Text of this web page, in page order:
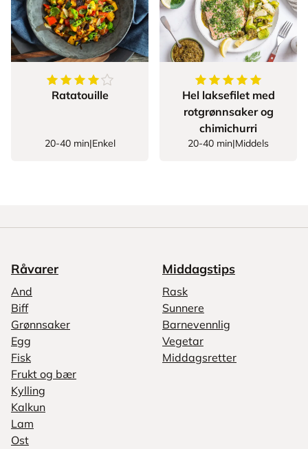
4.875av5stjerner
Ratatouille
20-40 min|Enkel
5av5stjerner
Hel laksefilet med
rotgrønnsaker og
chimichurri
20-40 min|Middels
Råvarer
And
Biff
Grønnsaker
Egg
Fisk
Frukt og bær
Kylling
Kalkun
Lam
Ost
Middagstips
Rask
Sunnere
Barnevennlig
Vegetar
Middagsretter